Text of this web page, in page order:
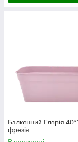
Балконний Глорія
фрезія